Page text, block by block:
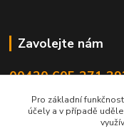
Zavolejte nám
00420 605 271
info@ronic-czech.cz
Pro základní
účely a v případě